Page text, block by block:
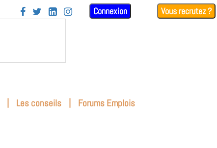
    Connexion Vous recrutez ?
| Les conseils | Forums Emplois